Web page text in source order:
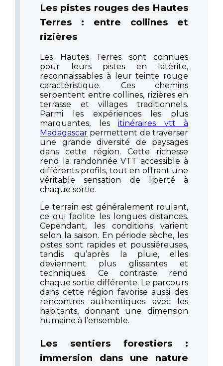
Les pistes rouges des Hautes
Terres : entre collines et
rizières
Les Hautes Terres sont connues
pour leurs pistes en latérite,
reconnaissables à leur teinte rouge
caractéristique. Ces chemins
serpentent entre collines, rizières en
terrasse et villages traditionnels.
Parmi les expériences les plus
marquantes, les itinéraires vtt à
Madagascar permettent de traverser
une grande diversité de paysages
dans cette région. Cette richesse
rend la randonnée VTT accessible à
différents profils, tout en offrant une
véritable sensation de liberté à
chaque sortie.
Le terrain est généralement roulant,
ce qui facilite les longues distances.
Cependant, les conditions varient
selon la saison. En période sèche, les
pistes sont rapides et poussiéreuses,
tandis qu’après la pluie, elles
deviennent plus glissantes et
techniques. Ce contraste rend
chaque sortie différente. Le parcours
dans cette région favorise aussi des
rencontres authentiques avec les
habitants, donnant une dimension
humaine à l’ensemble.
Les sentiers forestiers :
immersion dans une nature